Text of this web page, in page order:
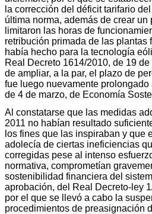
la corrección del déficit tarifario
última norma, además de crear
limitaron las horas de
retribución primada de las plantas
había hecho para la tecnología
Real Decreto 1614/2010, de 19
de ampliar, a la par, el plazo de
fue luego nuevamente prolongado
de 4 de marzo, de Economía
Al constatarse que las medidas
2011 no habían resultado
los fines que las inspiraban y que
adolecía de ciertas ineficiencias
corregidas pese al intenso
normativa, comprometían
sostenibilidad financiera del
aprobación, del Real Decreto-ley
por el que se llevó a cabo la
procedimientos de preasignación